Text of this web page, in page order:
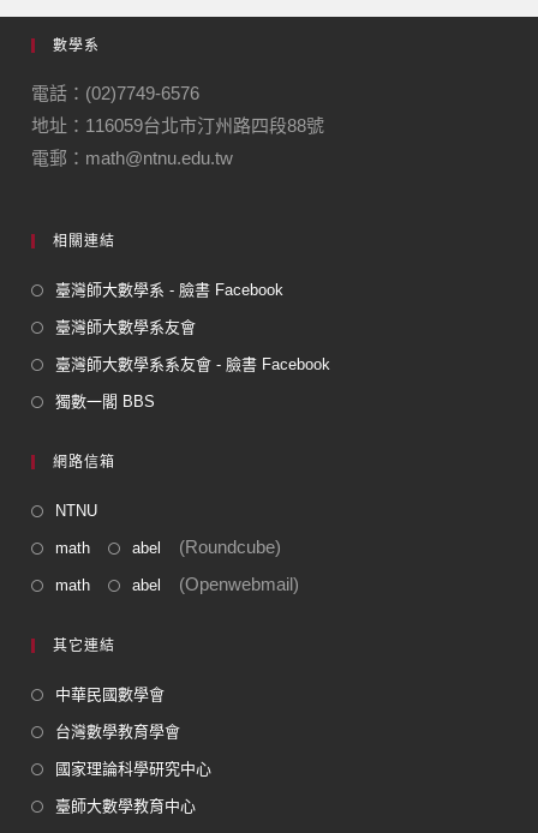
e
b
o
o
k
gr
m
數學系
電話：(02)7749-6576
地址：116059台北市汀州路四段88號
電郵：math@ntnu.edu.tw
相關連結
臺灣師大數學系 - 臉書 Facebook
臺灣師大數學系友會
臺灣師大數學系系友會 - 臉書 Facebook
獨數一閣 BBS
網路信箱
NTNU
math abel (Roundcube)
math abel (Openwebmail)
其它連結
中華民國數學會
台灣數學教育學會
國家理論科學研究中心
臺師大數學教育中心